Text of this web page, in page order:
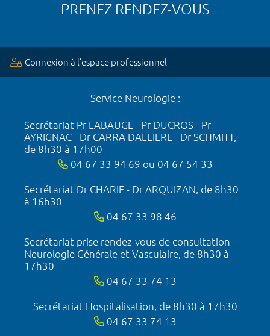
PRENEZ RENDEZ-VOUS
Connexion à l’espace professionnel
Service Neurologie :
Secrétariat Pr LABAUGE - Pr DUCROS - Pr
AYRIGNAC - Dr CARRA DALLIERE - Dr SCHMITT,
de 8h30 à 17h00
04 67 33 94 69 ou 04 67 54 33
Secrétariat Dr CHARIF - Dr ARQUIZAN, de 8h30
à 16h30
04 67 33 98 46
Secrétariat prise rendez-vous de consultation
Neurologie Générale et Vasculaire, de 8h30 à
17h30
04 67 33 74 13
Secrétariat Hospitalisation, de 8h30 à 17h30
04 67 33 74 13